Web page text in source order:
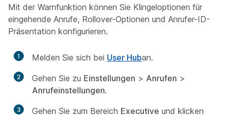
Mit der Warnfunktion können Sie Klingeloptionen für
eingehende Anrufe, Rollover-Optionen und Anrufer-ID-
Präsentation konfigurieren.
1 Melden Sie sich bei User Huban.
2 Gehen Sie zu Einstellungen > Anrufen >
Anrufeinstellungen.
3 Gehen Sie zum Bereich Executive und klicken